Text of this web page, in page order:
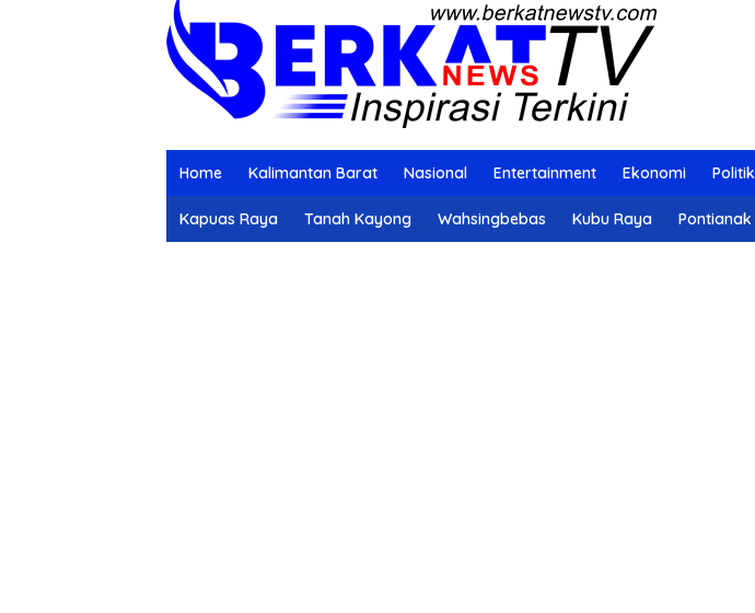
Home Kalimantan Barat Nasional Entertainment Ekonomi Politik
Kapuas Raya Tanah Kayong Wahsingbebas Kubu Raya Pontianak